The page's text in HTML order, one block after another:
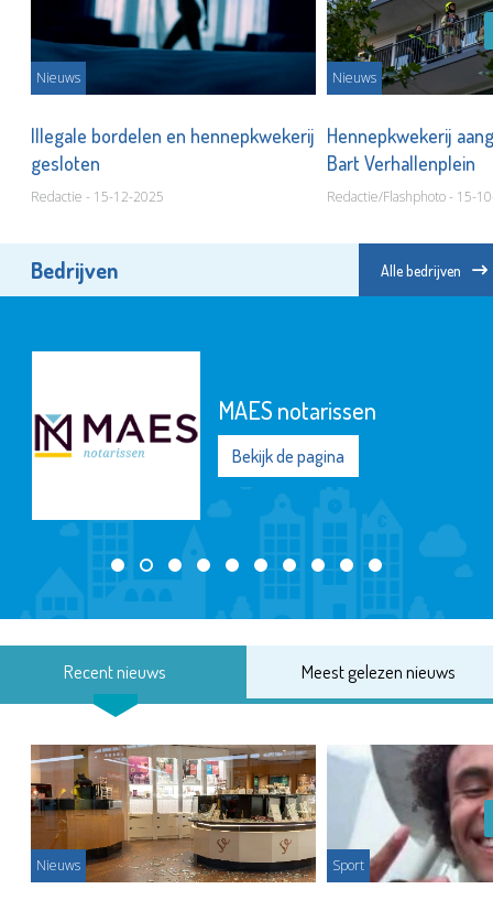
Nieuws
Illegale bordelen en hennepkwekerij
gesloten
Redactie - 15-12-2025
Nieuws
Hennepkwekerij
Bart Verhallenplein
Redactie/Flashphoto - 15-
Bedrijven Alle bedrijven
Stichting Elckerlyc
Bekijk de pagina
Recent nieuws Meest gelezen nieuws
Nieuws Sport